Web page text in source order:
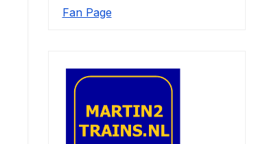
Fan Page